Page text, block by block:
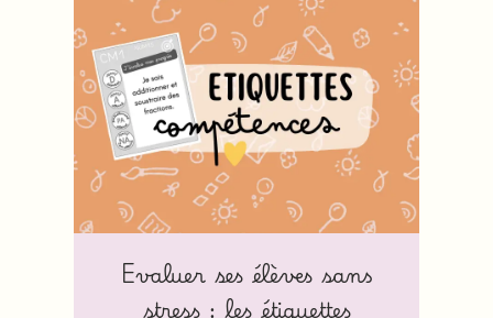
Evaluer ses élèves sans
stress : les étiquettes